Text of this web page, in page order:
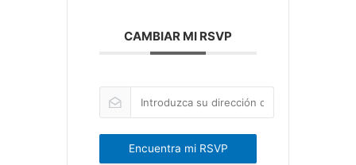
CAMBIAR MI RSVP
Encuentra mi RSVP